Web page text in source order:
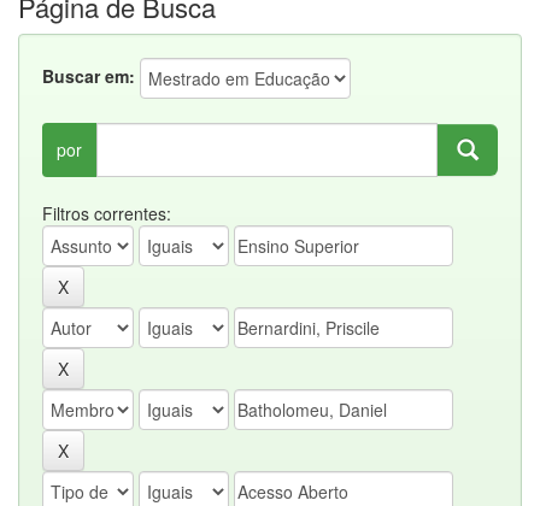
Buscar em:
por
Filtros correntes: